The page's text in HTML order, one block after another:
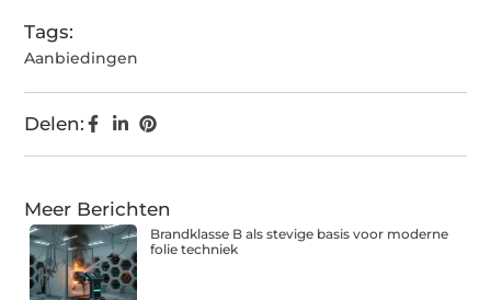
Tags:
Aanbiedingen
Delen:
Meer Berichten
Brandklasse B als stevige basis voor moderne
folie techniek